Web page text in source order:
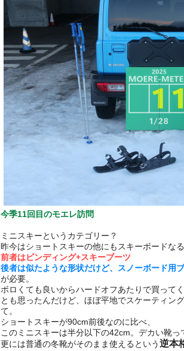
今季11回目のモエレ訪問
ミニスキーというカテゴリー？
昨今はショートスキーの他にもスキーボードな
前者はビンディング+スキーブーツ
後者は似たような形状だけど、スノーボード用
が必要。
ボロくても良いからハードオフあたりで買って
とも思ったんだけど、ほぼ平地でスケーティン
て。
ショートスキーが90cm前後なのに比べ、
このミニスキーは半分以下の42cm。デカい靴っ
更には普通の冬靴がそのまま使えるという逆本